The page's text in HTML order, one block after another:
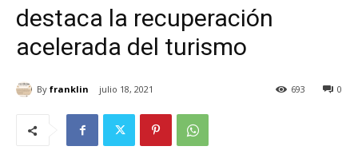
destaca la recuperación
acelerada del turismo
By franklin julio 18, 2021 0
693